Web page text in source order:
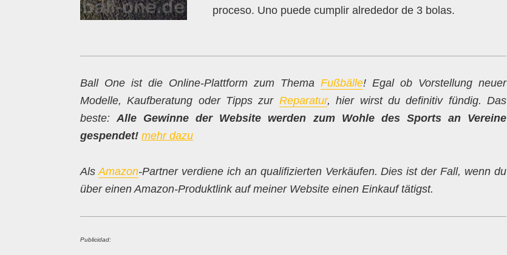
proceso. Uno puede cumplir alrededor de 3 bolas.
Ball One ist die Online-Plattform zum Thema Fußbälle! Egal ob Vorstellung neuer
Modelle, Kaufberatung oder Tipps zur Reparatur, hier wirst du definitiv fündig. Das
beste:Alle Gewinne der Website werden zum Wohle des Sports an Vereine
gespendet! mehr dazu
AlsAmazon-Partner verdiene ich an qualifizierten Verkäufen. Dies ist der Fall, wenn du
über einen Amazon-Produktlink auf meiner Website einen Einkauf tätigst.
Publicidad: